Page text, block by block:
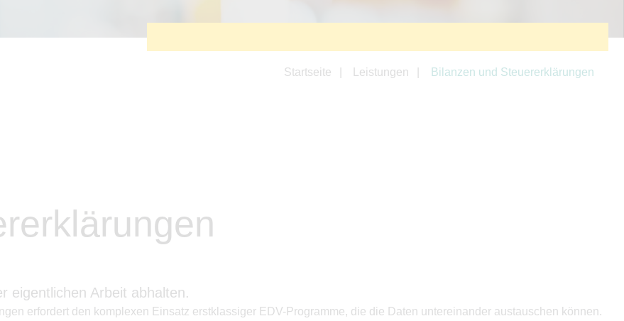
Startseite Leistungen Bilanzen und Steuererklärungen
eigentlichen Arbeit abhalten.
erfordert den komplexen Einsatz erstklassiger EDV-Programme, die die Daten untereinander austauschen können.